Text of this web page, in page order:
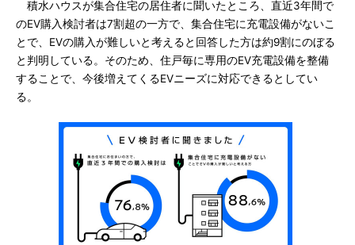
積水ハウスが集合住宅の居住者に聞いたところ、直近3年間で
のEV購入検討者は7割超の一方で、集合住宅に充電設備がないこ
とで、EVの購入が難しいと考えると回答した方は約9割にのぼる
と判明している。そのため、住戸毎に専用のEV充電設備を整備
することで、今後増えてくるEVニーズに対応できるとしてい
る。